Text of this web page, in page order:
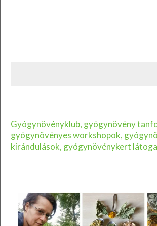
Gyógynövényklub, gyógynövény
gyógynövényes workshopok,
kirándulások, gyógynövénykert